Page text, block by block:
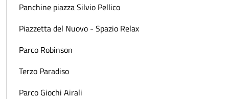
Panchine piazza Silvio Pellico
Piazzetta del Nuovo - Spazio Relax
Parco Robinson
Terzo Paradiso
Parco Giochi Airali